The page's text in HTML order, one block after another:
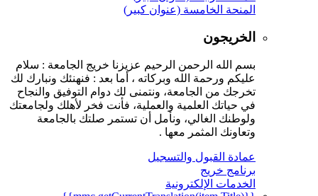
المنحة الخامسة (عنوان كبير)
الخريجون
بسم الله الرحمن الرحيم عزيزنا خريج الجامعة : سلام
عليكم ورحمة الله وبركاته ، أما بعد : فنهنئك ونبارك لك
تخرجك من الجامعة، ونتمنى لك دوام التوفيق والنجاح
في حياتك العلمية والعملية، فأنت فخر لأهلك ولجامعتك
ولوطنك الغالي، ونأمل أن تستمر صلتك بالجامعة
وتعاونك المثمر معها .
عمادة القبول والتسجيل
برنامج خريج
الخدمات الإلكترونية